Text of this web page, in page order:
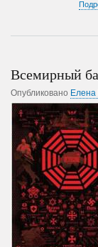
Всемирный
Опубликовано Елена